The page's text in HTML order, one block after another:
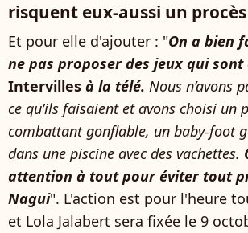
risquent eux-aussi un procès
Et pour elle d'ajouter : "On a bien
ne pas proposer des jeux qui sont
Intervilles à la télé. Nous n’avons
ce qu’ils faisaient et avons choisi un
combattant gonflable, un baby-foot
dans une piscine avec des vachettes.
attention à tout pour éviter tout
Nagui". L'action est pour l'heure
et Lola Jalabert sera fixée le 9